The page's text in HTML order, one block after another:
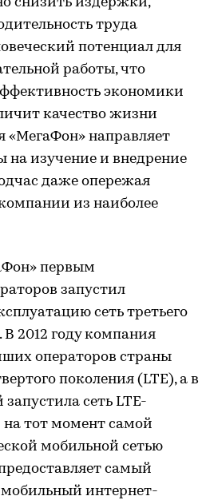
труда
потенциал для
работы, что
экономики
качество жизни
«МегаФон» направляет
на изучение и внедрение
даже опережая
из наиболее
первым
запустил
сеть третьего
2012 году компания
операторов страны
поколения (LTE), а в
сеть LTE-
на тот момент самой
мобильной сетью
самый
интернет-